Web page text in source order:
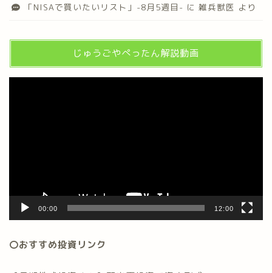
「NISAで買いたいリスト」-8月5週目- に 雑兵獣医 より
じゅうごやぺったん解説動画
00:00 12:00
〇おすすめ投資リンク